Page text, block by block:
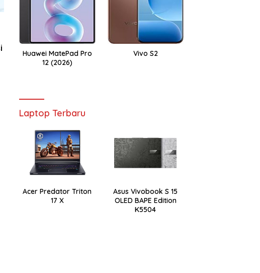
Huawei MatePad Pro
12 (2026)
Vivo S2
Laptop Terbaru
Acer Predator Triton
17 X
Asus Vivobook S 15
OLED BAPE Edition
K5504